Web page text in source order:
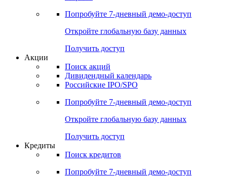
Cbonds Pages
Опросы
Попробуйте7-дневный
Откройте глобальную базу данных
Получить доступ
Поиск акций
Российские IPO/SPO
Попробуйте7-дневный
Откройте глобальную базу данных
Получить доступ